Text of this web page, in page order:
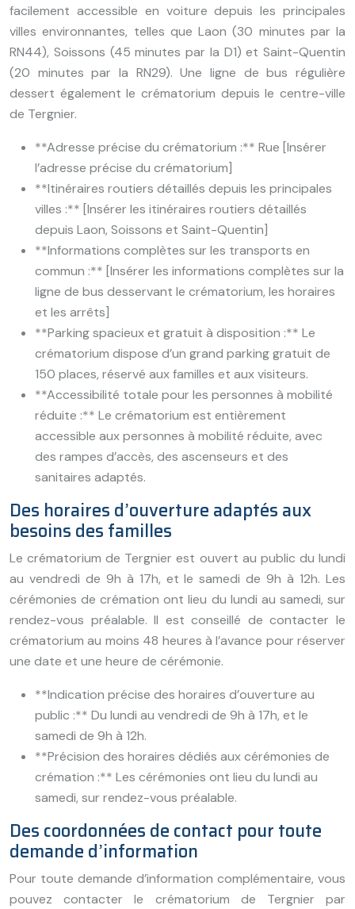
facilement accessible en voiture depuis les principales
villes environnantes, telles que Laon (30 minutes par la
RN44), Soissons (45 minutes par la D1) et Saint-Quentin
(20 minutes par la RN29). Une ligne de bus régulière
dessert également le crématorium depuis le centre-ville
de Tergnier.
**Adresse précise du crématorium :** Rue [Insérer
l’adresse précise du crématorium]
**Itinéraires routiers détaillés depuis les principales
villes :** [Insérer les itinéraires routiers détaillés
depuis Laon, Soissons et Saint-Quentin]
**Informations complètes sur les transports en
commun :** [Insérer les informations complètes sur la
ligne de bus desservant le crématorium, les horaires
et les arrêts]
**Parking spacieux et gratuit à disposition :** Le
crématorium dispose d’un grand parking gratuit de
150 places, réservé aux familles et aux visiteurs.
**Accessibilité totale pour les personnes à mobilité
réduite :** Le crématorium est entièrement
accessible aux personnes à mobilité réduite, avec
des rampes d’accès, des ascenseurs et des
sanitaires adaptés.
Des horaires d’ouverture adaptés aux
besoins des familles
Le crématorium de Tergnier est ouvert au public du lundi
au vendredi de 9h à 17h, et le samedi de 9h à 12h. Les
cérémonies de crémation ont lieu du lundi au samedi, sur
rendez-vous préalable. Il est conseillé de contacter le
crématorium au moins 48 heures à l’avance pour réserver
une date et une heure de cérémonie.
**Indication précise des horaires d’ouverture au
public :** Du lundi au vendredi de 9h à 17h, et le
samedi de 9h à 12h.
**Précision des horaires dédiés aux cérémonies de
crémation :** Les cérémonies ont lieu du lundi au
samedi, sur rendez-vous préalable.
Des coordonnées de contact pour toute
demande d’information
Pour toute demande d’information complémentaire, vous
pouvez contacter le crématorium de Tergnier par